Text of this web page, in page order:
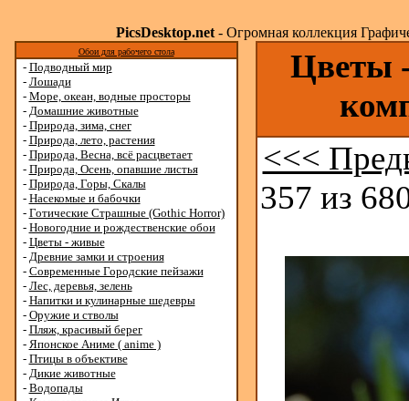
PicsDesktop.net- Огромная коллекция
Обои для рабочего стола
- Подводный мир
- Лошади
- Море, океан, водные просторы
- Домашние животные
- Природа, зима, снег
- Природа, лето, растения
- Природа, Весна, всё расцветает
- Природа, Осень, опавшие листья
- Природа, Горы, Скалы
- Насекомые и бабочки
- Готические Страшные (Gothic Horror)
- Новогодние и рождественские обои
- Цветы - живые
- Древние замки и строения
- Современные Городские пейзажи
- Лес, деревья, зелень
- Напитки и кулинарные шедевры
- Оружие и стволы
- Пляж, красивый берег
- Японское Аниме ( anime )
- Птицы в объективе
- Дикие животные
- Водопады
Цветы -
<<<
357 из